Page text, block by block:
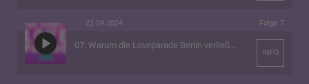
22.04.2024 Folge 7
07: Warum die Loveparade Berlin verließ…
INFO